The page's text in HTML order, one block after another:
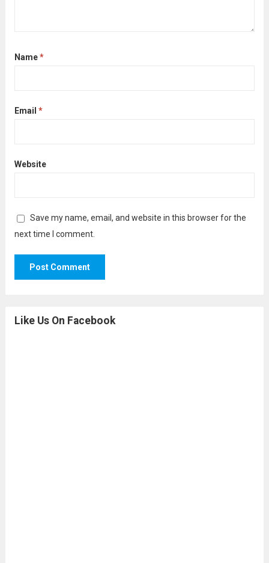
Name*
Email *
Website
Save my name, email, and website in this browser for the
next time I comment.
Like Us On Facebook